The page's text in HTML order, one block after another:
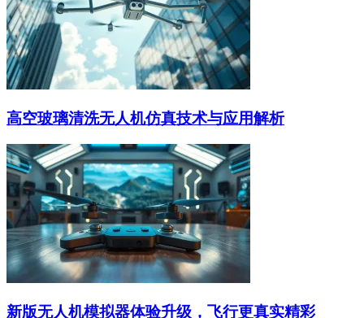
高空玻璃清洗无人机仿真技术与应用解析
新版无人机模拟器体验升级，飞行更真实精彩